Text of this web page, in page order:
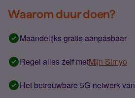
Waarom duur doen?
Maandelijks gratis aanpasbaar
Regel alles zelf metMijn Simyo
Het betrouwbare 5G-netwerk van